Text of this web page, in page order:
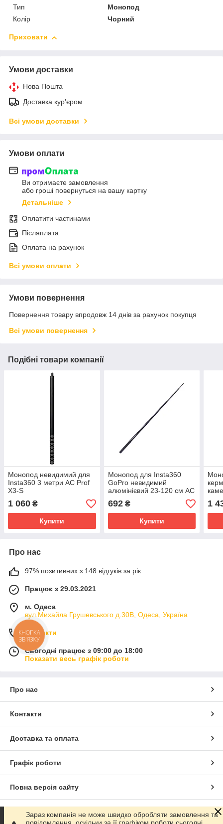
Тип
Монопод
Колір
Чорний
Приховати
Умови доставки
Нова Пошта
Доставка кур'єром
Всі умови доставки
Умови оплати
Ви отримаєте замовлення
або гроші повернуться на вашу картку
Детальніше
Оплатити частинами
Післяплата
Оплата на рахунок
Всі умови оплати
Умови повернення
Повернення товару впродовж 14 днів за рахунок покупця
Всі умови повернення
Подібні товари компанії
Монопод невидимий для
Insta360 3 метри AC Prof
X3-S
1 060 ₴
Купити
Монопод для Insta360
GoPro невидимий
алюмінієвий 23-120 см AC
Prof ZPG-12M
692₴
Купити
1
Про нас
97% позитивних з 148 відгуків за рік
Працює з 29.03.2021
м. Одеса
вул.Михайла Грушевського д.30В, Одеса, Україна
Контакти
Сьогодні працює з 09:00 до 18:00
Показати весь графік роботи
Про нас
Контакти
Доставка та оплата
Графік роботи
Повна версія сайту
Сайт створено на маркетплейсіProm.ua
Зараз компанія не може швидко обробляти замовлення та
КНОПКА
ЗВ'ЯЗКУ